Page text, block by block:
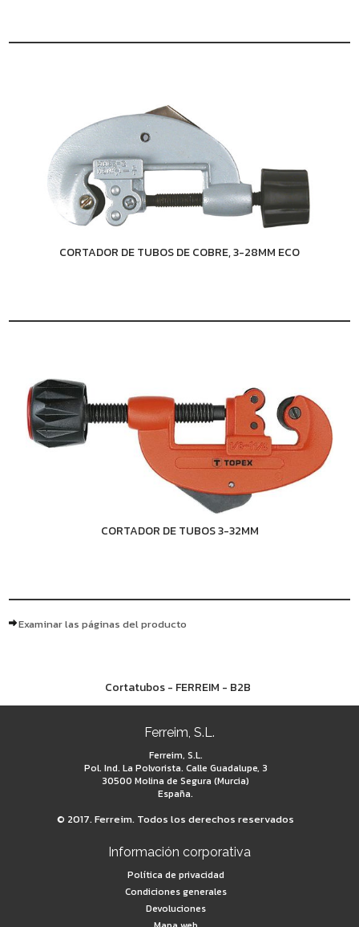
CORTADOR DE TUBOS DE COBRE, 3-28MM ECO
CORTADOR DE TUBOS 3-32MM
Examinar las páginas del producto
Cortatubos - FERREIM - B2B
Ferreim, S.L.
Ferreim, S.L.
Pol. Ind. La Polvorista. Calle Guadalupe, 3
30500 Molina de Segura (Murcia)
España.
© 2017. Ferreim. Todos los derechos reservados
Información corporativa
Política de privacidad
Condiciones generales
Devoluciones